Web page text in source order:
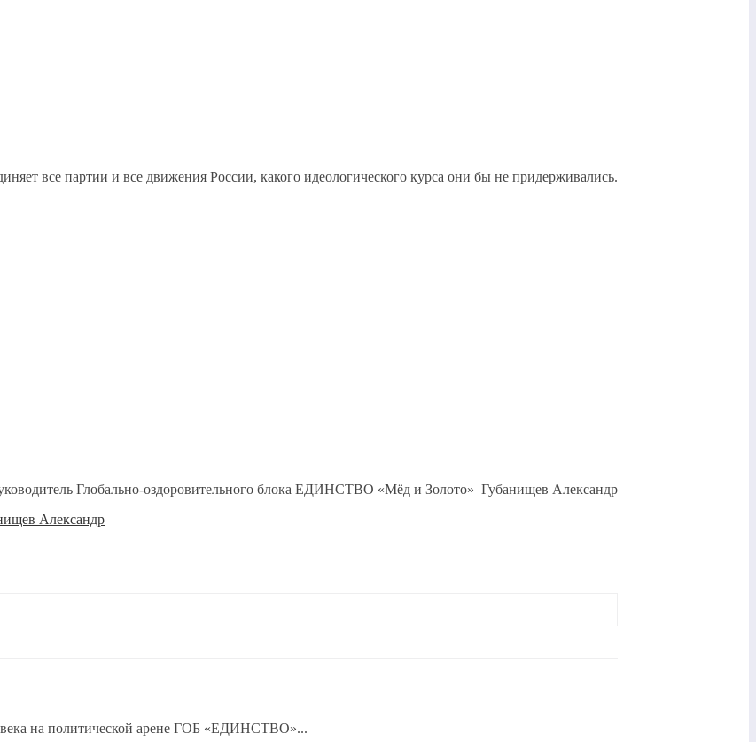
все партии и все движения России, какого идеологического курса они бы не придерживались.
Глобально-оздоровительного блока ЕДИНСТВО «Мёд и Золото» Губанищев Александр
Александр
на политической арене ГОБ «ЕДИНСТВО»...